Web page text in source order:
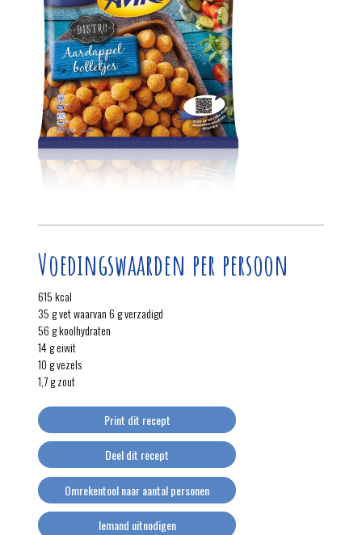
Voedingswaarden per persoon
615 kcal
35 g vet waarvan 6 g verzadigd
56 g koolhydraten
14 g eiwit
10 g vezels
1,7 g zout
Print dit recept
Deel dit recept
Omrekentool naar aantal personen
Iemand uitnodigen